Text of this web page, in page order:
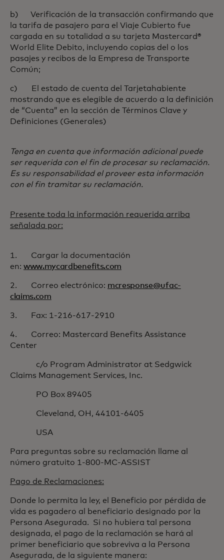
b) Verificación de la transacción confirmando que
la tarifa de pasajero para el Viaje Cubierto fue
cargada en su totalidad a su tarjeta Mastercard®
World Elite Debito, incluyendo copias del o los
pasajes y recibos de la Empresa de Transporte
Común;
c) El estado de cuenta del Tarjetahabiente
mostrando que es elegible de acuerdo a la definición
de “Cuenta” en la sección de Términos Clave y
Definiciones (Generales)
Tenga en cuenta que información adicional puede
ser requerida con el fin de procesar su reclamación.
Es su responsabilidad el proveer esta información
con el fin tramitar su reclamación.
Presente toda la información requerida arriba
señalada por:
1. Cargar la documentación
en: www.mycardbenefits.com
2. Correo electrónico: mcresponse@ufac-
claims.com
3. Fax: 1-216-617-2910
4. Correo: Mastercard Benefits Assistance
Center
c/o Program Administrator at Sedgwick
Claims Management Services, Inc.
PO Box 89405
Cleveland, OH, 44101-6405
USA
Para preguntas sobre su reclamación llame al
número gratuito 1-800-MC-ASSIST
Pago de Reclamaciones:
Donde lo permita la ley, el Beneficio por pérdida de
vida es pagadero al beneficiario designado por la
Persona Asegurada. Si no hubiera tal persona
designada, el pago de la reclamación se hará al
primer beneficiario que sobreviva a la Persona
Asegurada, de la siguiente manera: